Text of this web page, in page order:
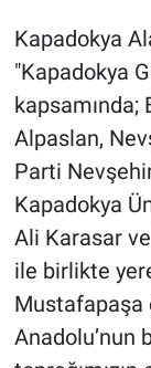
Kapadokya
"Kapadokya
kapsamında;
Alpaslan,
Parti
Kapadokya
Ali Karasar
ile birlikte
Mustafapaşa
Anadolu’nun